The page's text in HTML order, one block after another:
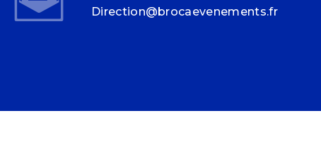
direction@brocaevenements.fr